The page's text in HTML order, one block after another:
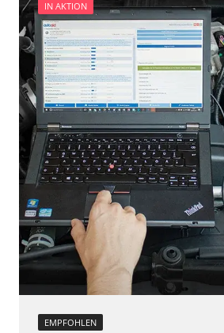
IN AKTION
EMPFOHLEN